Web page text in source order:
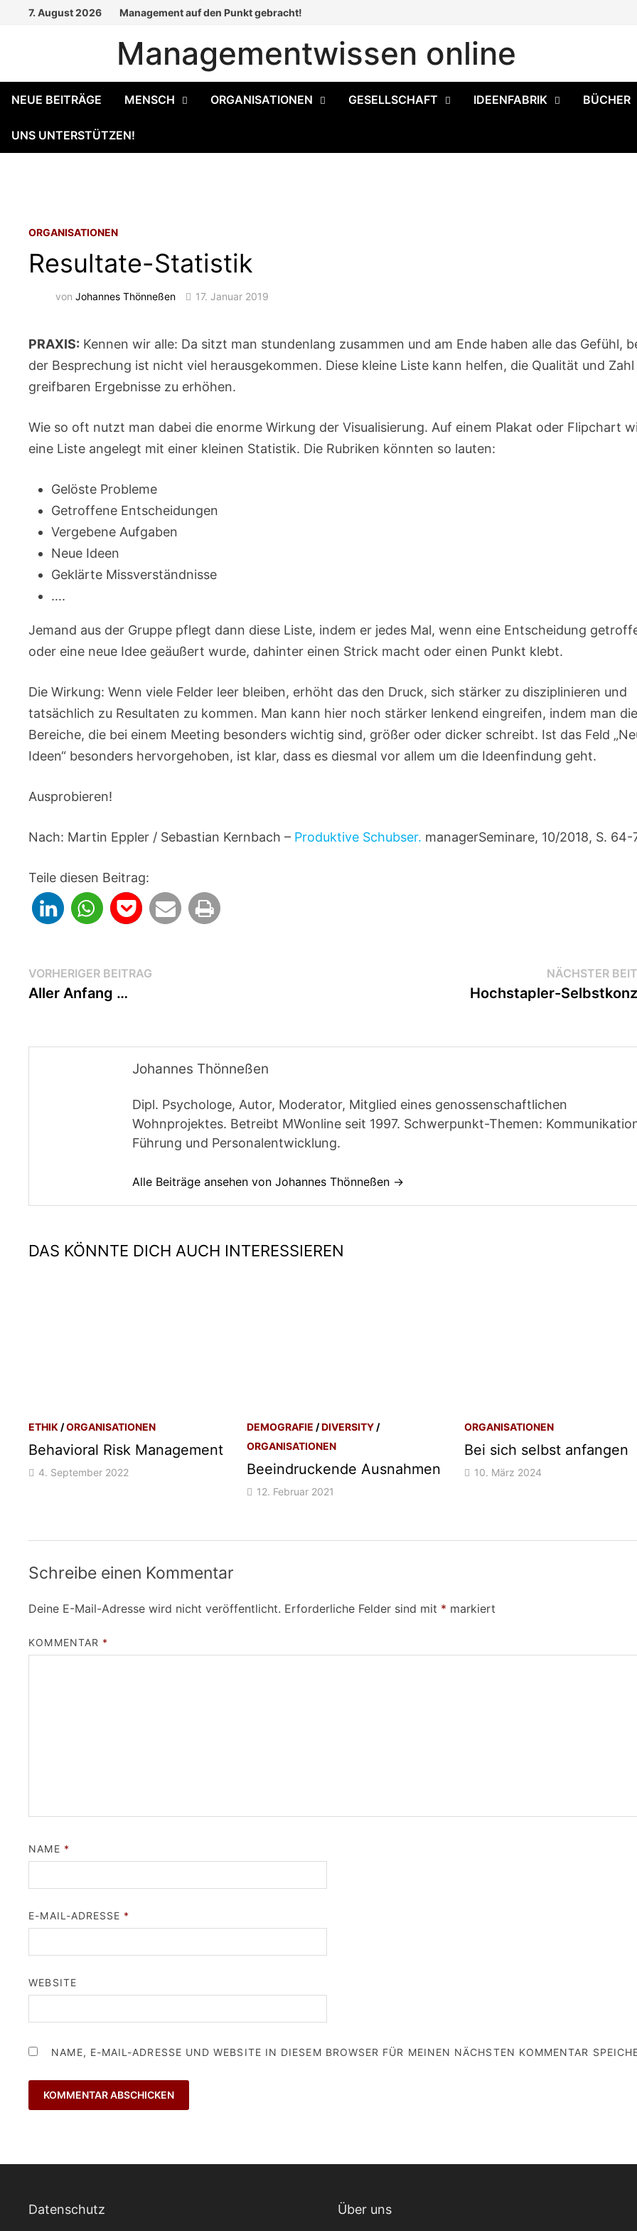
7. August 2026 Management auf den Punkt gebracht!
Managementwissen online
NEUE BEITRÄGE MENSCH ORGANISATIONEN GESELLSCHAFT IDEENFABRIK BÜCHER
UNS UNTERSTÜTZEN!
ORGANISATIONEN
Resultate-Statistik
vonJohannes Thönneßen 17. Januar 2019
PRAXIS: Kennen wir alle: Da sitzt man stundenlang zusammen und am Ende haben alle das Gefühl,
der Besprechung ist nicht viel herausgekommen. Diese kleine Liste kann helfen, die Qualität und
greifbaren Ergebnisse zu erhöhen.
Wie so oft nutzt man dabei die enorme Wirkung der Visualisierung. Auf einem Plakat oder Flipchart
eine Liste angelegt mit einer kleinen Statistik. Die Rubriken könnten so lauten:
Gelöste Probleme
Getroffene Entscheidungen
Vergebene Aufgaben
Neue Ideen
Geklärte Missverständnisse
….
Jemand aus der Gruppe pflegt dann diese Liste, indem er jedes Mal, wenn eine Entscheidung
oder eine neue Idee geäußert wurde, dahinter einen Strick macht oder einen Punkt klebt.
Die Wirkung: Wenn viele Felder leer bleiben, erhöht das den Druck, sich stärker zu disziplinieren und
tatsächlich zu Resultaten zu kommen. Man kann hier noch stärker lenkend eingreifen, indem man die
Bereiche, die bei einem Meeting besonders wichtig sind, größer oder dicker schreibt. Ist das Feld
Ideen“ besonders hervorgehoben, ist klar, dass es diesmal vor allem um die Ideenfindung geht.
Ausprobieren!
Nach: Martin Eppler / Sebastian Kernbach – Produktive Schubser. managerSeminare, 10/2018, S. 64-
Teile diesen Beitrag:
Beitragsnavigation
VORHERIGER BEITRAG
Aller Anfang …
NÄCHSTER
Hochstapler-
Johannes Thönneßen
Dipl. Psychologe, Autor, Moderator, Mitglied eines genossenschaftlichen
Wohnprojektes. Betreibt MWonline seit 1997. Schwerpunkt-Themen:
Führung und Personalentwicklung.
Alle Beiträge ansehen von Johannes Thönneßen →
DAS KÖNNTE DICH AUCH INTERESSIEREN
ETHIK /ORGANISATIONEN
Behavioral Risk Management
4. September 2022
DEMOGRAFIE /DIVERSITY/
ORGANISATIONEN
Beeindruckende Ausnahmen
12. Februar 2021
ORGANISATIONEN
Bei sich selbst anfangen
10. März 2024
Schreibe einen Kommentar
Deine E-Mail-Adresse wird nicht veröffentlicht. Erforderliche Felder sind mit * markiert
KOMMENTAR *
NAME *
E-MAIL-ADRESSE *
WEBSITE
NAME, E-MAIL-ADRESSE UND WEBSITE IN DIESEM BROWSER FÜR MEINEN NÄCHSTEN KOMMENTAR
Datenschutz Über uns